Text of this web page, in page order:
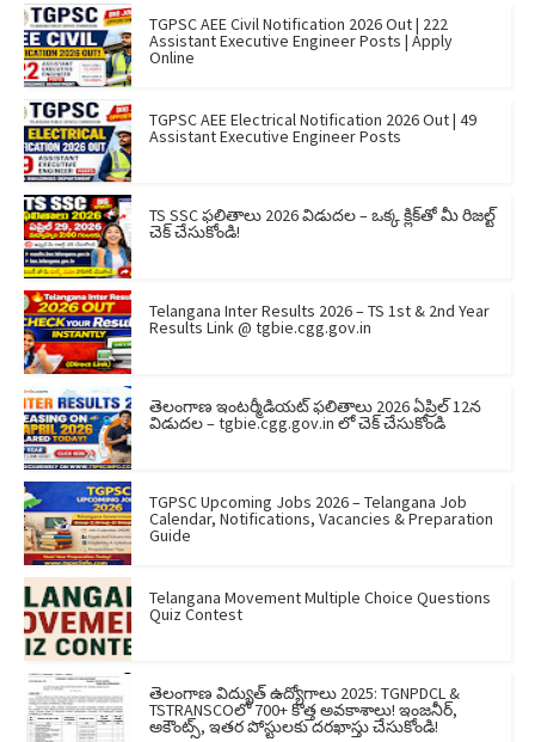
TGPSC AEE Civil Notification 2026 Out | 222
Assistant Executive Engineer Posts | Apply
Online
TGPSC AEE Electrical Notification 2026 Out | 49
Assistant Executive Engineer Posts
TS SSC ఫలితాలు 2026 విడుదల – ఒక్క క్లిక్‌తో మీ రిజల్ట్
చెక్ చేసుకోండి!
Telangana Inter Results 2026 – TS 1st & 2nd Year
Results Link @ tgbie.cgg.gov.in
తెలంగాణ ఇంటర్మీడియట్ ఫలితాలు 2026 ఏప్రిల్ 12న
విడుదల – tgbie.cgg.gov.in లో చెక్ చేసుకోండి
TGPSC Upcoming Jobs 2026 – Telangana Job
Calendar, Notifications, Vacancies & Preparation
Guide
Telangana Movement Multiple Choice Questions
Quiz Contest
తెలంగాణ విద్యుత్ ఉద్యోగాలు 2025: TGNPDCL &
TSTRANSCOలో 700+ కొత్త అవకాశాలు! ఇంజనీర్,
అకౌంట్స్, ఇతర పోస్టులకు దరఖాస్తు చేసుకోండి!